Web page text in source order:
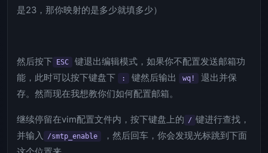
是23，那你映射的是多少就填多少）
然后按下 ESC
键退出编辑模式，如果你不配置发送邮箱功
能，此时可以按下键盘下
: 键然后输出 wq!
退出并保
存。然而现在我想教你们如何配置邮箱。
继续停留在vim配置文件内，按下键盘上的 / 键进行查找，
并输入
/smtp_enable
，然后回车，你会发现光标跳到下面